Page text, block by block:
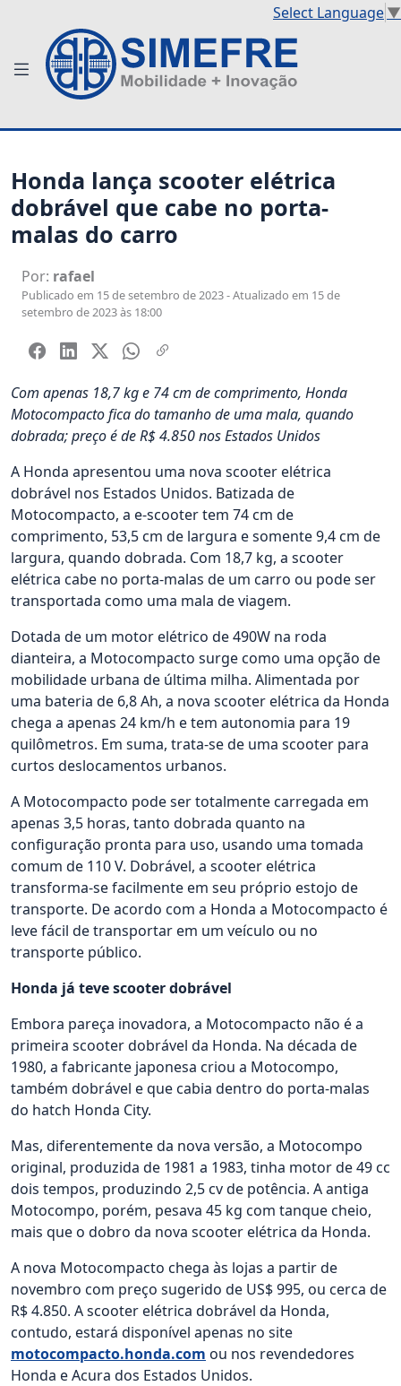
Select Language▼
Honda lança scooter elétrica
dobrável que cabe no porta-
malas do carro
Por: rafael
Publicado em 15 de setembro de 2023 - Atualizado em 15 de
setembro de 2023 às 18:00
Com apenas 18,7 kg e 74 cm de comprimento, Honda
Motocompacto fica do tamanho de uma mala, quando
dobrada; preço é de R$ 4.850 nos Estados Unidos
A Honda apresentou uma nova scooter elétrica
dobrável nos Estados Unidos. Batizada de
Motocompacto, a e-scooter tem 74 cm de
comprimento, 53,5 cm de largura e somente 9,4 cm de
largura, quando dobrada. Com 18,7 kg, a scooter
elétrica cabe no porta-malas de um carro ou pode ser
transportada como uma mala de viagem.
Dotada de um motor elétrico de 490W na roda
dianteira, a Motocompacto surge como uma opção de
mobilidade urbana de última milha. Alimentada por
uma bateria de 6,8 Ah, a nova scooter elétrica da Honda
chega a apenas 24 km/h e tem autonomia para 19
quilômetros. Em suma, trata-se de uma scooter para
curtos deslocamentos urbanos.
A Motocompacto pode ser totalmente carregada em
apenas 3,5 horas, tanto dobrada quanto na
configuração pronta para uso, usando uma tomada
comum de 110 V. Dobrável, a scooter elétrica
transforma-se facilmente em seu próprio estojo de
transporte. De acordo com a Honda a Motocompacto é
leve fácil de transportar em um veículo ou no
transporte público.
Honda já teve scooter dobrável
Embora pareça inovadora, a Motocompacto não é a
primeira scooter dobrável da Honda. Na década de
1980, a fabricante japonesa criou a Motocompo,
também dobrável e que cabia dentro do porta-malas
do hatch Honda City.
Mas, diferentemente da nova versão, a Motocompo
original, produzida de 1981 a 1983, tinha motor de 49 cc
dois tempos, produzindo 2,5 cv de potência. A antiga
Motocompo, porém, pesava 45 kg com tanque cheio,
mais que o dobro da nova scooter elétrica da Honda.
A nova Motocompacto chega às lojas a partir de
novembro com preço sugerido de US$ 995, ou cerca de
R$ 4.850. A scooter elétrica dobrável da Honda,
contudo, estará disponível apenas no site
motocompacto.honda.com ou nos revendedores
Honda e Acura dos Estados Unidos.